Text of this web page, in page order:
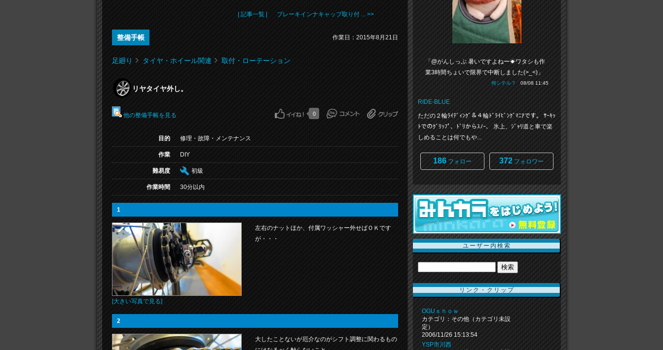
| 記事一覧 | ブレーキインナキャップ取り付 ... >>
整備手帳 作業日：2015年8月21日
足廻り タイヤ・ホイール関連 取付・ローテーション
リヤタイヤ外し。
他の整備手帳を見る 0
目的 修理・故障・メンテナンス
作業 DIY
難易度 初級
作業時間 30分以内
1
[大きい写真で見る]
左右のナットほか、付属ワッシャー外せばＯＫです
が・・・
2
大したことないが厄介なのがシフト調整に関わるもの
「@がんしっぷ 暑いですよねー☀ワタシも作
業3時間ちょいで限界で中断しました(>_<)」
何シテル？ 08/08 11:45
RIDE-BLUE
ただの２輪ﾗｲﾃﾞｨﾝｸﾞ＆４輪ﾄﾞﾗｲﾋﾞﾝｸﾞﾏﾆｱです。 ｻｰｷｯ
ﾄでのｸﾞﾘｯﾌﾟ、ﾄﾞﾘからｽﾉｰ、 氷上、ｼﾞｬﾘ道と車で楽
しめることは何でもや...
186 フォロー 372 フォロワー
ユーザー内検索
リンク・クリップ
OGUｓｈｏｗ
カテゴリ：その他（カテゴリ未設
定）
2006/11/26 15:13:54
YSP市川西